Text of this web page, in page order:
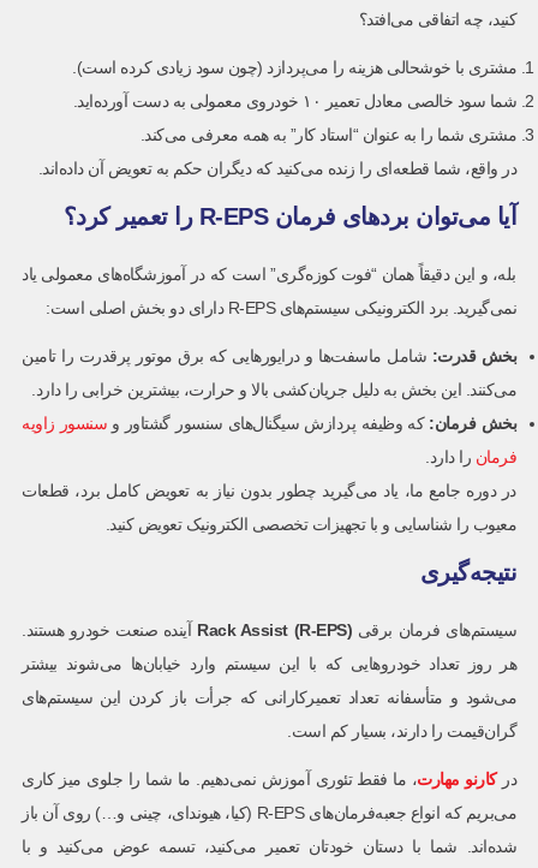
کنید، چه اتفاقی می‌افتد؟
مشتری با خوشحالی هزینه را می‌پردازد (چون سود زیادی کرده است).
شما سود خالصی معادل تعمیر ۱۰ خودروی معمولی به دست آورده‌اید.
مشتری شما را به عنوان “استاد کار” به همه معرفی می‌کند.
در واقع، شما قطعه‌ای را زنده می‌کنید که دیگران حکم به تعویض آن داده‌اند.
آیا می‌توان بردهای فرمان R-EPS را تعمیر کرد؟
بله، و این دقیقاً همان “فوت کوزه‌گری” است که در آموزشگاه‌های معمولی یاد
نمی‌گیرید. برد الکترونیکی سیستم‌های R-EPS دارای دو بخش اصلی است:
بخش قدرت: شامل ماسفت‌ها و درایورهایی که برق موتور پرقدرت را تامین
می‌کنند. این بخش به دلیل جریان‌کشی بالا و حرارت، بیشترین خرابی را دارد.
بخش فرمان: که وظیفه پردازش سیگنال‌های سنسور گشتاور و سنسور زاویه
فرمان را دارد.
در دوره جامع ما، یاد می‌گیرید چطور بدون نیاز به تعویض کامل برد، قطعات
معیوب را شناسایی و با تجهیزات تخصصی الکترونیک تعویض کنید.
نتیجه‌گیری
سیستم‌های فرمان برقی Rack Assist (R-EPS) آینده صنعت خودرو هستند.
هر روز تعداد خودروهایی که با این سیستم وارد خیابان‌ها می‌شوند بیشتر
می‌شود و متأسفانه تعداد تعمیرکارانی که جرأت باز کردن این سیستم‌های
گران‌قیمت را دارند، بسیار کم است.
درکارنو مهارت، ما فقط تئوری آموزش نمی‌دهیم. ما شما را جلوی میز کاری
می‌بریم که انواع جعبه‌فرمان‌های R-EPS (کیا، هیوندای، چینی و…) روی آن باز
شده‌اند. شما با دستان خودتان تعمیر می‌کنید، تسمه عوض می‌کنید و با